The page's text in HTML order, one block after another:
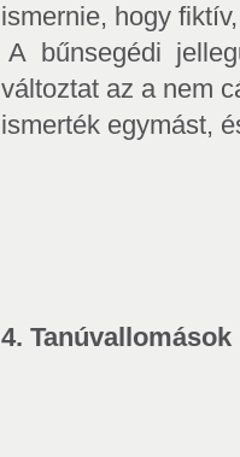
ismernie, hogy
A bűnsegédi
változtat az a nem
ismerték egymást,
4. Tanúvallomások